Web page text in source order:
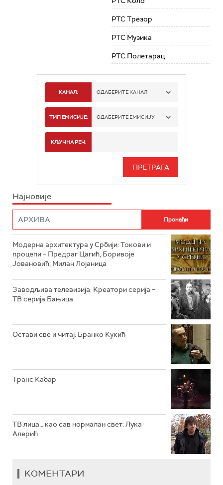
РТС Трезор
РТС Музика
РТС Полетарац
КАНАЛ: ОДАБЕРИТЕ КАНАЛ
РТС 1
РТС 3
РТС ЖИВОТ
РТС КОЛО
ТИП ЕМИСИЈЕ: ОДАБЕРИТЕ ЕМИСИЈУ
ИНФО
КЉУЧНА РЕЧ:
Најновије
Модерна архитектура у Србији: Токови и
процепи – Предраг Цагић, Боривоје
Јовановић, Милан Лојаница
Заводљива телевизија: Креатори серија –
ТВ серија Бањица
Остави све и читај: Бранко Кукић
Транс Кабар
ТВ лица… као сав нормалан свет: Лука
Алерић
КОМЕНТАРИ